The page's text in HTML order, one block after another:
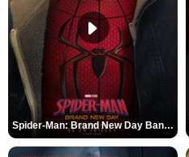
Spider-Man: Brand New Day Bande-annonce VO STFR